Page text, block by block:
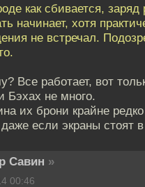
как сбивается,
начинает, хотя
не встречал.
Все работает, вот
Бэхах не много.
их брони крайне редко
если экраны стоят
Савин »
00:46